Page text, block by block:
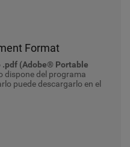
Format
.pdf (Adobe® Portable
dispone del programa
puede descargarlo en el